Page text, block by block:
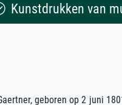
Kunstdrukken van
geboren op 2 juni